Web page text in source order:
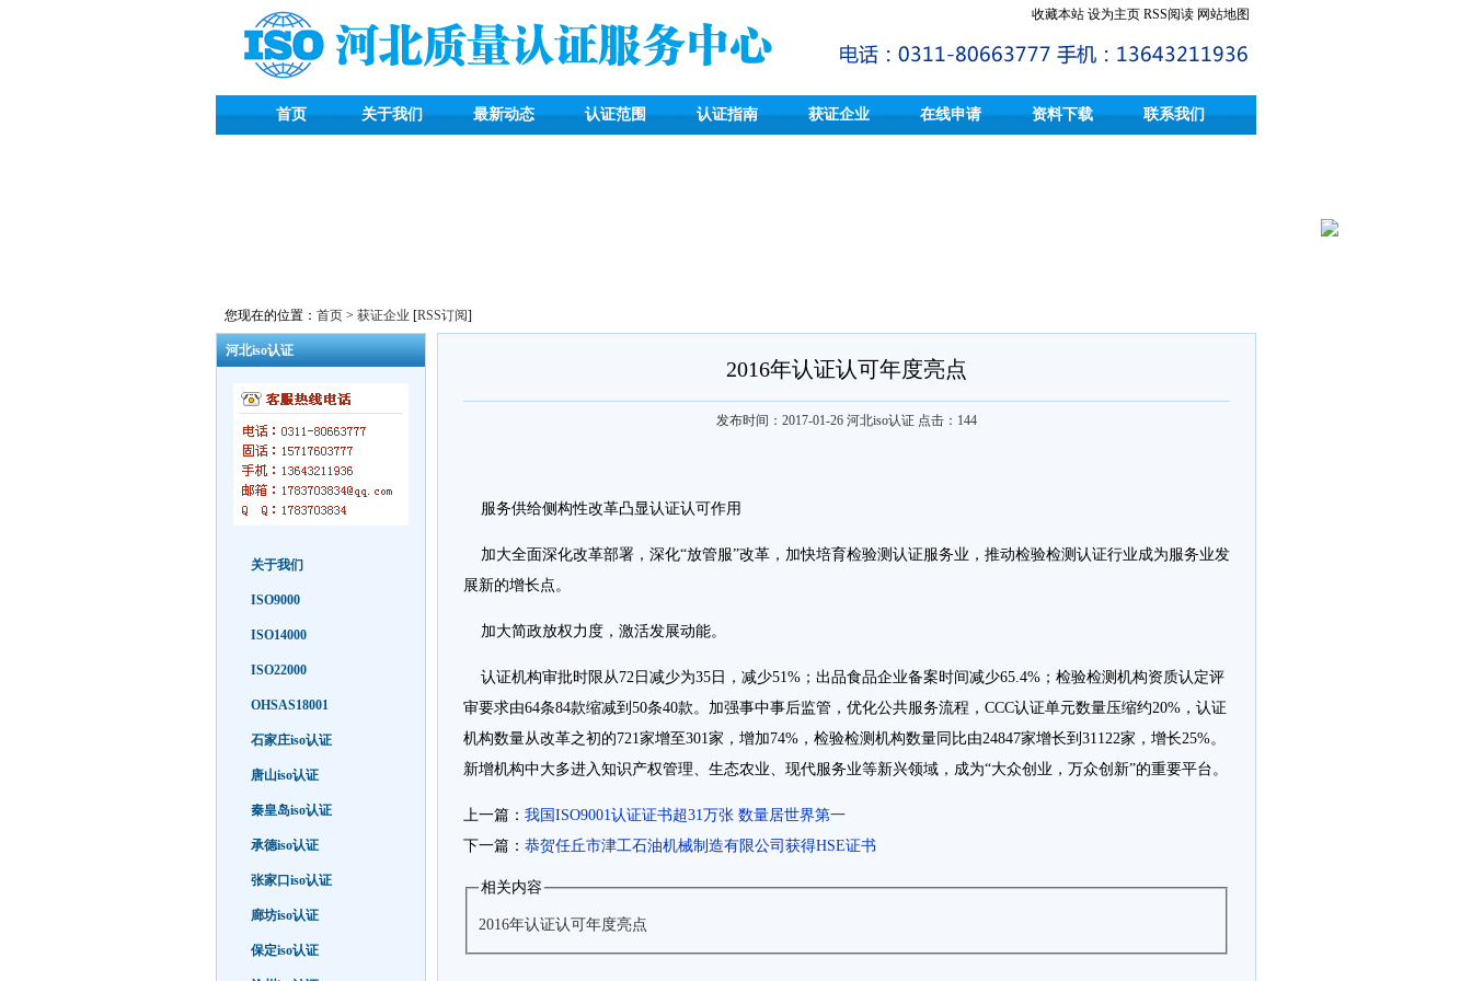
收藏本站 设为主页 RSS阅读 网站地图
首页 关于我们 最新动态 认证范围 认证指南 获证企业 在线申请 资料下载 联系我们
您现在的位置： 首页 > 获证企业 [RSS订阅]
河北iso认证
关于我们
ISO9000
ISO14000
ISO22000
OHSAS18001
石家庄iso认证
唐山iso认证
秦皇岛iso认证
承德iso认证
张家口iso认证
廊坊iso认证
保定iso认证
2016年认证认可年度亮点
发布时间：2017-01-26 河北iso认证 点击： 144
服务供给侧构性改革凸显认证认可作用
加大全面深化改革部署，深化“放管服”改革，加快培育检验测认证服务业，推动检验检测认证行业成为服务业发
展新的增长点。
加大简政放权力度，激活发展动能。
认证机构审批时限从72日减少为35日，减少51%；出品食品企业备案时间减少65.4%；检验检测机构资质认定评
审要求由64条84款缩减到50条40款。加强事中事后监管，优化公共服务流程，CCC认证单元数量压缩约20%，认证
机构数量从改革之初的721家增至301家，增加74%，检验检测机构数量同比由24847家增长到31122家，增长25%。
新增机构中大多进入知识产权管理、生态农业、现代服务业等新兴领域，成为“大众创业，万众创新”的重要平台。
上一篇： 我国ISO9001认证证书超31万张 数量居世界第一
下一篇： 恭贺任丘市津工石油机械制造有限公司获得HSE证书
相关内容
2016年认证认可年度亮点